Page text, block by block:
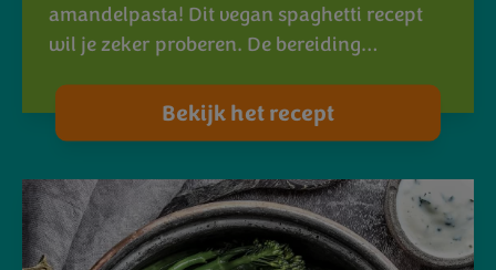
amandelpasta! Dit vegan spaghetti recept
wil je zeker proberen. De bereiding…
Bekijk het recept